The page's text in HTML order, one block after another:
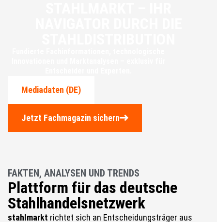
Mediadaten (DE)
Jetzt Fachmagazin sichern
FAKTEN, ANALYSEN UND TRENDS
Plattform für das deutsche
Stahlhandelsnetzwerk
stahlmarkt richtet sich an Entscheidungsträger aus